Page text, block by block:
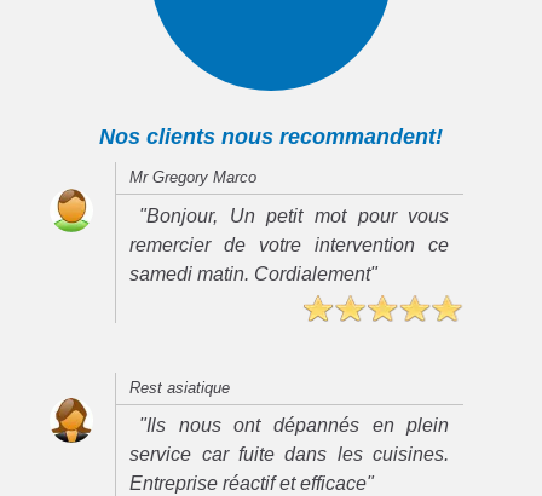
Nos clients nous recommandent!
Mr Gregory Marco
"Bonjour, Un petit mot pour vous
remercier de votre intervention ce
samedi matin. Cordialement"
Rest asiatique
"Ils nous ont dépannés en plein
service car fuite dans les cuisines.
Entreprise réactif et efficace"